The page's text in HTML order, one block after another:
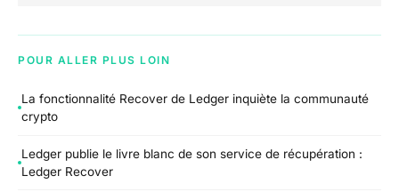
POUR ALLER PLUS LOIN
La fonctionnalité Recover de Ledger inquiète la communauté
crypto
Ledger publie le livre blanc de son service de récupération :
Ledger Recover